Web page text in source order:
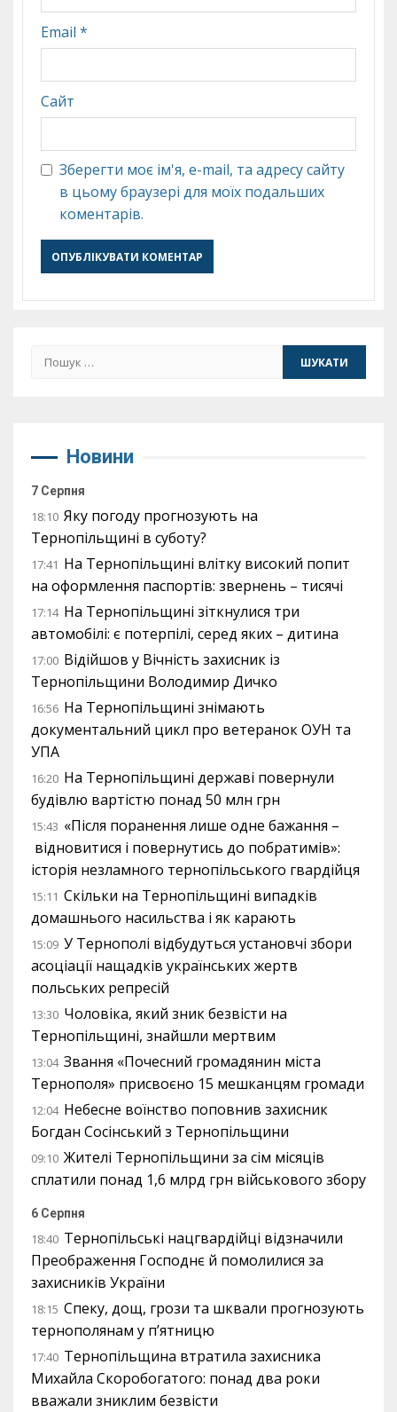
Email *
Сайт
Зберегти моє ім'я, e-mail, та адресу сайту
в цьому браузері для моїх подальших
коментарів.
Пошук:
Новини
7 Серпня
18:10 Яку погоду прогнозують на
Тернопільщині в суботу?
17:41 На Тернопільщині влітку високий попит
на оформлення паспортів: звернень – тисячі
17:14 На Тернопільщині зіткнулися три
автомобілі: є потерпілі, серед яких – дитина
17:00 Відійшов у Вічність захисник із
Тернопільщини Володимир Дичко
16:56 На Тернопільщині знімають
документальний цикл про ветеранок ОУН та
УПА
16:20 На Тернопільщині державі повернули
будівлю вартістю понад 50 млн грн
15:43 «Після поранення лише одне бажання –
відновитися і повернутись до побратимів»:
історія незламного тернопільського гвардійця
15:11 Скільки на Тернопільщині випадків
домашнього насильства і як карають
15:09 У Тернополі відбудуться установчі збори
асоціації нащадків українських жертв
польських репресій
13:30 Чоловіка, який зник безвісти на
Тернопільщині, знайшли мертвим
13:04 Звання «Почесний громадянин міста
Тернополя» присвоєно 15 мешканцям громади
12:04 Небесне воїнство поповнив захисник
Богдан Сосінський з Тернопільщини
09:10 Жителі Тернопільщини за сім місяців
сплатили понад 1,6 млрд грн військового збору
6 Серпня
18:40 Тернопільські нацгвардійці відзначили
Преображення Господнє й помолилися за
захисників України
18:15 Спеку, дощ, грози та шквали прогнозують
тернополянам у п’ятницю
17:40 Тернопільщина втратила захисника
Михайла Скоробогатого: понад два роки
вважали зниклим безвісти